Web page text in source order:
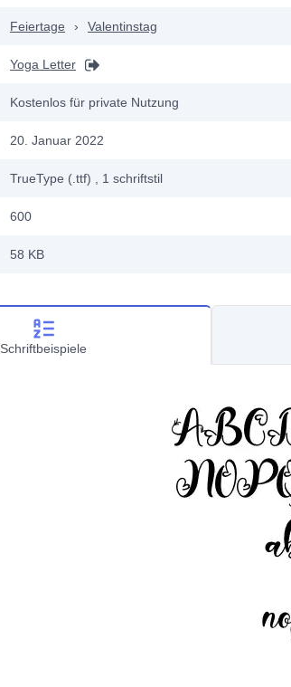
Feiertage › Valentinstag
Yoga Letter
Kostenlos für private Nutzung
20. Januar 2022
TrueType (.ttf) , 1 schriftstil
600
58 KB
Schriftbeispiele